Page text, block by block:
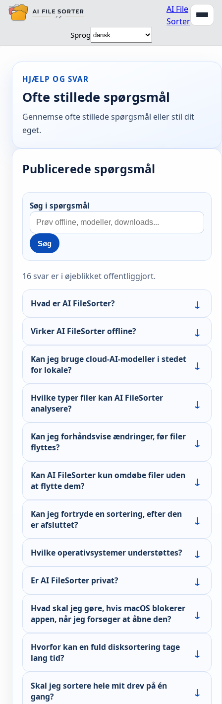
AI File
Sorter
Sprog
HJÆLP OG SVAR
Ofte stillede spørgsmål
Gennemse ofte stillede spørgsmål eller stil dit
eget.
Publicerede spørgsmål
Søg i spørgsmål
Søg
16 svar er i øjeblikket offentliggjort.
Hvad er AI FileSorter?
Virker AI FileSorter offline?
Kan jeg bruge cloud-AI-modeller i stedet
for lokale?
Hvilke typer filer kan AI FileSorter
analysere?
Kan jeg forhåndsvise ændringer, før filer
flyttes?
Kan AI FileSorter kun omdøbe filer uden
at flytte dem?
Kan jeg fortryde en sortering, efter den
er afsluttet?
Hvilke operativsystemer understøttes?
Er AI FileSorter privat?
Hvad skal jeg gøre, hvis macOS blokerer
appen, når jeg forsøger at åbne den?
Hvorfor kan en fuld disksortering tage
lang tid?
Skal jeg sortere hele mit drev på én
gang?